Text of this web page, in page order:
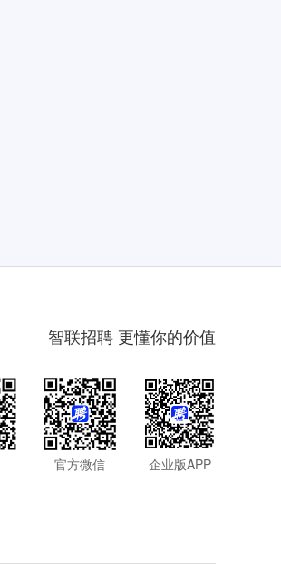
智联招聘 更懂你的价值
官方微信 企业版APP